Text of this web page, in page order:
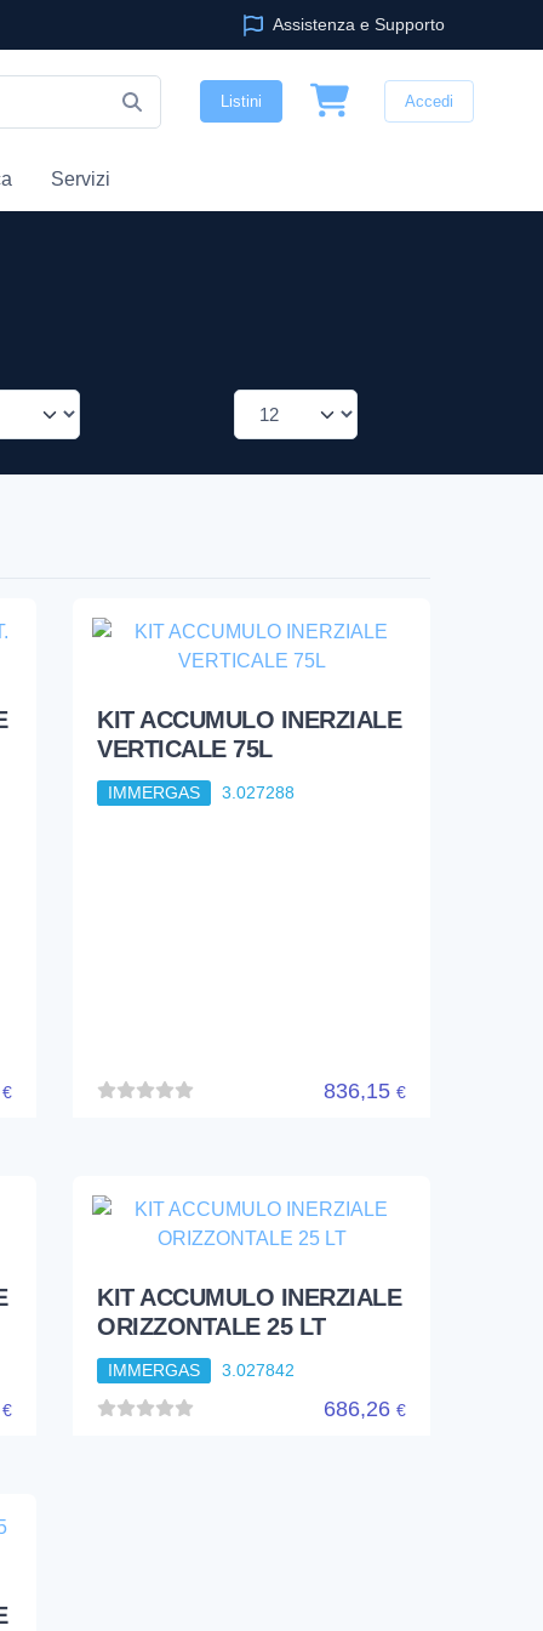
Assistenza e Supporto
Listini Accedi
Servizi
€
KIT ACCUMULO INERZIALE
VERTICALE 75L
IMMERGAS 3.027288
836,15 €
€
KIT ACCUMULO INERZIALE
ORIZZONTALE 25 LT
IMMERGAS 3.027842
686,26 €